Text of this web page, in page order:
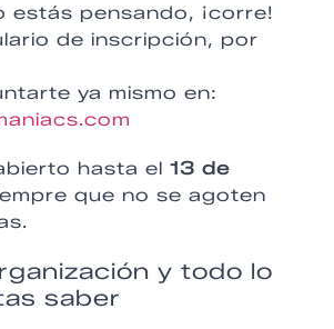
estás pensando, ¡corre!
de inscripción, por
ya mismo en:
hasta el 13 de
que no se agoten
y todo lo
saber